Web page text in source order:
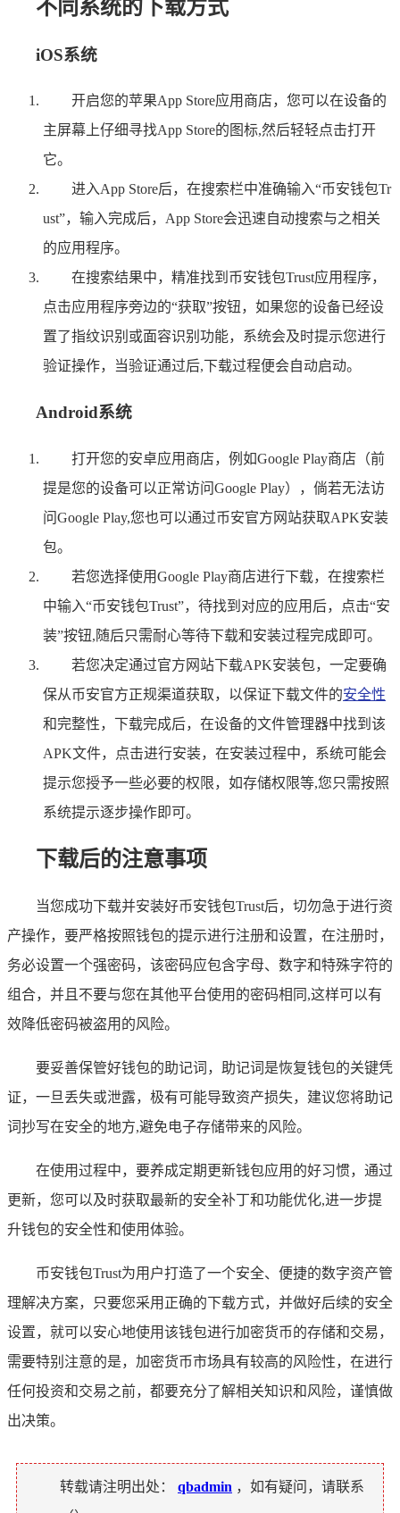
不同系统的下载方式
iOS系统
开启您的苹果App Store应用商店，您可以在设备的
主屏幕上仔细寻找App Store的图标,然后轻轻点击打开
它。
进入App Store后，在搜索栏中准确输入“币安钱包Tr
ust”，输入完成后，App Store会迅速自动搜索与之相关
的应用程序。
在搜索结果中，精准找到币安钱包Trust应用程序，
点击应用程序旁边的“获取”按钮，如果您的设备已经设
置了指纹识别或面容识别功能，系统会及时提示您进行
验证操作，当验证通过后,下载过程便会自动启动。
Android系统
打开您的安卓应用商店，例如Google Play商店（前
提是您的设备可以正常访问Google Play），倘若无法访
问Google Play,您也可以通过币安官方网站获取APK安装
包。
若您选择使用Google Play商店进行下载，在搜索栏
中输入“币安钱包Trust”，待找到对应的应用后，点击“安
装”按钮,随后只需耐心等待下载和安装过程完成即可。
若您决定通过官方网站下载APK安装包，一定要确
保从币安官方正规渠道获取，以保证下载文件的安全性
和完整性，下载完成后，在设备的文件管理器中找到该
APK文件，点击进行安装，在安装过程中，系统可能会
提示您授予一些必要的权限，如存储权限等,您只需按照
系统提示逐步操作即可。
下载后的注意事项
当您成功下载并安装好币安钱包Trust后，切勿急于进行资
产操作，要严格按照钱包的提示进行注册和设置，在注册时，
务必设置一个强密码，该密码应包含字母、数字和特殊字符的
组合，并且不要与您在其他平台使用的密码相同,这样可以有
效降低密码被盗用的风险。
要妥善保管好钱包的助记词，助记词是恢复钱包的关键凭
证，一旦丢失或泄露，极有可能导致资产损失，建议您将助记
词抄写在安全的地方,避免电子存储带来的风险。
在使用过程中，要养成定期更新钱包应用的好习惯，通过
更新，您可以及时获取最新的安全补丁和功能优化,进一步提
升钱包的安全性和使用体验。
币安钱包Trust为用户打造了一个安全、便捷的数字资产管
理解决方案，只要您采用正确的下载方式，并做好后续的安全
设置，就可以安心地使用该钱包进行加密货币的存储和交易，
需要特别注意的是，加密货币市场具有较高的风险性，在进行
任何投资和交易之前，都要充分了解相关知识和风险，谨慎做
出决策。
转载请注明出处： qbadmin ，如有疑问，请联系